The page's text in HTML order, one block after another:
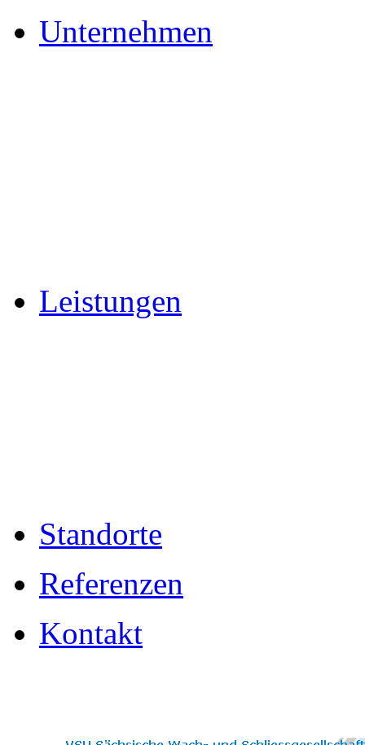
Unternehmen
Leistungen
Standorte
Referenzen
Kontakt